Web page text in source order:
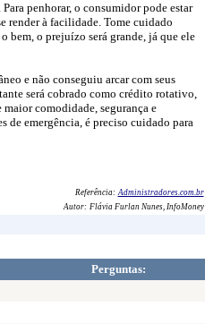
penhorar, o consumidor pode estar
render à facilidade. Tome cuidado
bem, o prejuízo será grande, já que ele
e não conseguiu arcar com seus
será cobrado como crédito rotativo,
comodidade, segurança e
emergência, é preciso cuidado para
Referência: Administradores.com.br
Autor: Flávia Furlan Nunes, InfoMoney
Perguntas: